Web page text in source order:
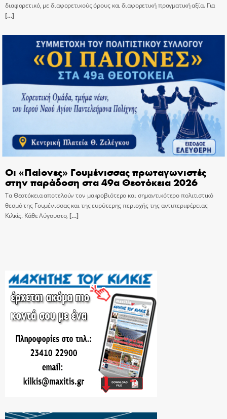
διαφορετικό, με διαφορετικούς όρους και διαφορετική πραγματική αξία. Για
[…]
Οι «Παίονες» Γουμένισσας πρωταγωνιστές
στην παράδοση στα 49α Θεοτόκεια 2026
Τα Θεοτόκεια αποτελούν τον μακροβιότερο και σημαντικότερο πολιτιστικό
θεσμό της Γουμένισσας και της ευρύτερης περιοχής της αντιπεριφέρειας
Κιλκίς. Κάθε Αύγουστο, […]